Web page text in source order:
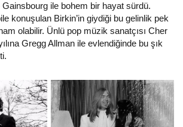
Gainsbourg ile bohem bir hayat sürdü.
konuşulan Birkin’in giydiği bu gelinlik pek
olabilir. Ünlü pop müzik sanatçısı Cher
Gregg Allman ile evlendiğinde bu şık